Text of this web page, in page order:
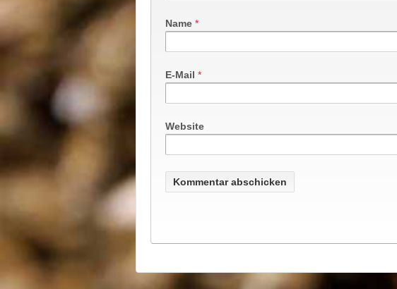
Name *
E-Mail *
Website